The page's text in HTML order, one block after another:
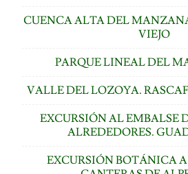
CUENCA ALTA DEL
VIEJO
PARQUE LINEAL DEL
VALLE DEL LOZOYA.
EXCURSIÓN AL EMBALSE
ALREDEDORES.
EXCURSIÓN BOTÁNICA